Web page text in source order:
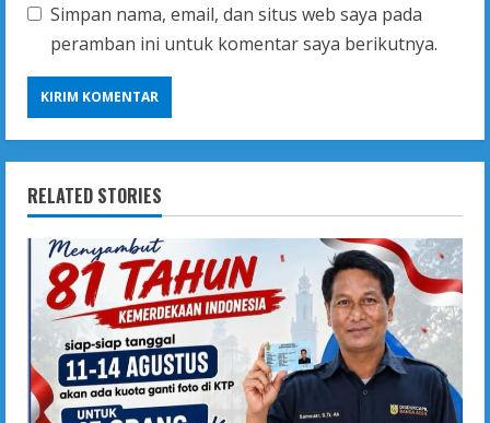
Simpan nama, email, dan situs web saya pada
peramban ini untuk komentar saya berikutnya.
RELATED STORIES